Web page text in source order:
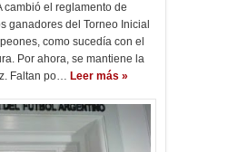
cambió el reglamento de
ganadores del Torneo Inicial
como sucedía con el
Por ahora, se mantiene la
Faltan po… Leer más »